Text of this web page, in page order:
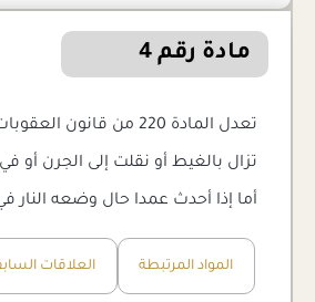
مادة رقم 4
تزال بالغيط أو نقلت إلى الجرن
أما إذا أحدث عمدا حال وضعه النار
المواد المرتبطة العلاقات